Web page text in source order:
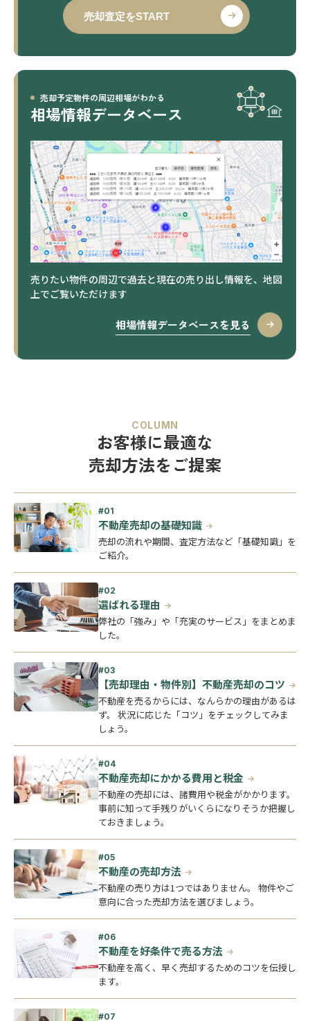
売却査定をSTART
売却予定物件の周辺相場がわかる
相場情報データベース
売りたい物件の周辺で過去と現在の売り出し情報を、地図
上でご覧いただけます
相場情報データベースを見る
COLUMN
お客様に最適な
売却方法をご提案
不動産売却の基礎知識
売却の流れや期間、査定方法など「基礎知識」を
ご紹介。
選ばれる理由
弊社の「強み」や「充実のサービス」をまとめま
した。
【売却理由・物件別】不動産売却のコツ
不動産を売るからには、なんらかの理由があるは
ず。 状況に応じた「コツ」をチェックしてみま
しょう。
不動産売却にかかる費用と税金
不動産の売却には、諸費用や税金がかかります。
事前に知って手残りがいくらになりそうか把握し
ておきましょう。
不動産の売却方法
不動産の売り方は1つではありません。 物件やご
意向に合った売却方法を選びましょう。
不動産を好条件で売る方法
不動産を高く、早く売却するためのコツを伝授し
ます。